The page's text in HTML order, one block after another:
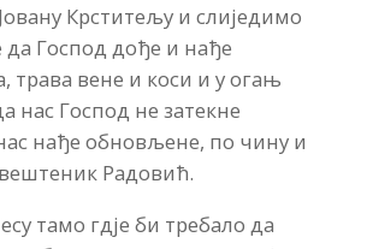
Крститељу и слиједимо
да Господ дође и нађе
трава вене и коси и у огањ
нас Господ не затекне
нађе обновљене, по чину и
Радовић.
тамо гдје би требало да